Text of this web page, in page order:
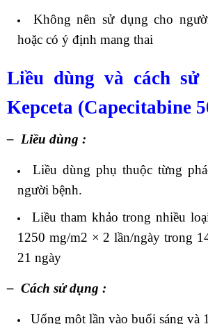
Không nên sử dụng cho
hoặc có ý định mang thai
Liều dùng và cách sử
Kepceta (Capecitabine
– Liều dùng :
Liều dùng phụ thuộc từng
người bệnh.
Liều tham khảo trong nhiều
1250 mg/m2 × 2 lần/ngày trong
21 ngày
– Cách sử dụng :
Uống một lần vào buổi sáng và